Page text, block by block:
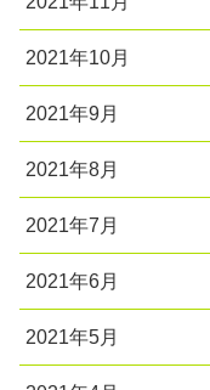
2021年10月
2021年9月
2021年8月
2021年7月
2021年6月
2021年5月